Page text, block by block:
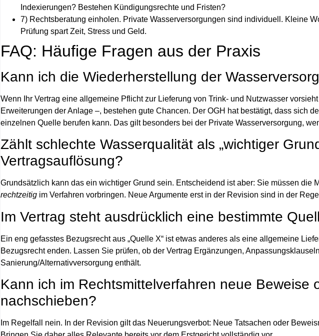
Indexierungen? Bestehen Kündigungsrechte und Fristen?
7) Rechtsberatung einholen. Private Wasserversorgungen sind individuell. Kleine
Prüfung spart Zeit, Stress und Geld.
FAQ: Häufige Fragen aus der Praxis
Kann ich die Wiederherstellung der
Wenn Ihr Vertrag eine allgemeine Pflicht zur Lieferung von Trink- und Nutzwasser
Erweiterungen der Anlage –, bestehen gute Chancen. Der OGH hat bestätigt, dass sich
einzelnen Quelle berufen kann. Das gilt besonders bei der Private Wasserversorgung,
Zählt schlechte Wasserqualität als „wichtiger
Vertragsauflösung?
Grundsätzlich kann das ein wichtiger Grund sein. Entscheidend ist aber: Sie müssen die
rechtzeitig im Verfahren vorbringen. Neue Argumente erst in der Revision sind in der
Im Vertrag steht ausdrücklich eine bestimmte
Ein eng gefasstes Bezugsrecht aus „Quelle X“ ist etwas anderes als eine allgemeine
Bezugsrecht enden. Lassen Sie prüfen, ob der Vertrag Ergänzungen,
Sanierung/Alternativversorgung enthält.
Kann ich im Rechtsmittelverfahren neue Beweise
nachschieben?
Im Regelfall nein. In der Revision gilt das Neuerungsverbot: Neue Tatsachen oder